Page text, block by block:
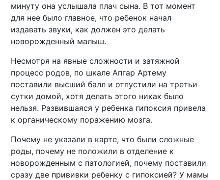
минуту она услышала плач сына. В тот момент
для нее было главное, что ребенок начал
издавать звуки, как должен это делать
новорожденный малыш.
Несмотря на явные сложности и затяжной
процесс родов, по шкале Апгар Артему
поставили высший балл и отпустили на третьи
сутки домой, хотя делать этого никак было
нельзя. Развившаяся у ребенка гипоксия привела
к органическому поражению мозга.
Почему не указали в карте, что были сложные
роды, почему не положили в отделение к
новорожденным с патологией, почему поставили
сразу две прививки ребенку с гипоксией? У мамы